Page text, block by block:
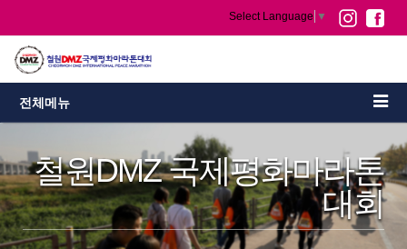
Select Language ▼
전체메뉴
철원DMZ 국제평화마라톤
대회